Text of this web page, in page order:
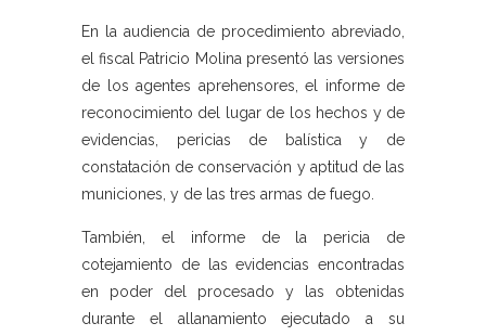
En la audiencia de procedimiento abreviado,
el fiscal Patricio Molina presentó las versiones
de los agentes aprehensores, el informe de
reconocimiento del lugar de los hechos y de
evidencias, pericias de balística y de
constatación de conservación y aptitud de las
municiones, y de las tres armas de fuego.
También, el informe de la pericia de
cotejamiento de las evidencias encontradas
en poder del procesado y las obtenidas
durante el allanamiento ejecutado a su